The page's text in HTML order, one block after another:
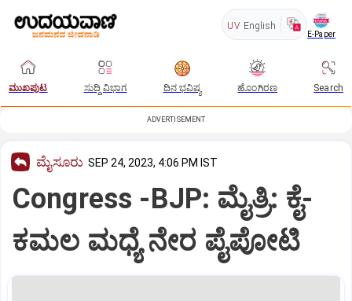
UV English
E-Paper
ಮುಖಪುಟ ಸುದ್ದಿ ವಿಭಾಗ ದಿನ ಭವಿಷ್ಯ ಹೊಂಗಿರಣ Search
ADVERTISEMENT
ಮೈಸೂರು SEP 24, 2023, 4:06 PM IST
Congress -BJP: ಮೈತ್ರಿ: ಕೈ-
ಕಮಲ ಮಧ್ಯೆ ನೇರ ಪೈಪೋಟಿ